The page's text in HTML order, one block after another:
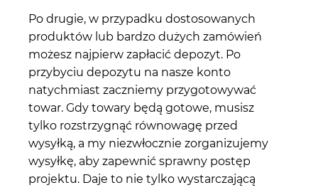
Po drugie, w przypadku dostosowanych
produktów lub bardzo dużych zamówień
możesz najpierw zapłacić depozyt. Po
przybyciu depozytu na nasze konto
natychmiast zaczniemy przygotowywać
towar. Gdy towary będą gotowe, musisz
tylko rozstrzygnąć równowagę przed
wysyłką, a my niezwłocznie zorganizujemy
wysyłkę, aby zapewnić sprawny postęp
projektu. Daje to nie tylko wystarczającą